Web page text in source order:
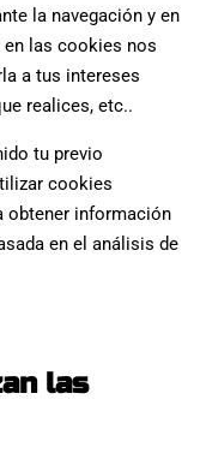
la navegación y en
las cookies nos
a tus intereses
realices, etc..
tu previo
cookies
obtener información
en el análisis de
las